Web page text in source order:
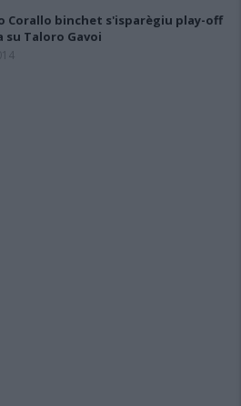
Corallo binchet s'isparègiu play-off
su Taloro Gavoi